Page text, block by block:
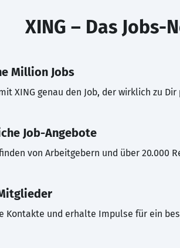
XING – Das Jobs-
Million Jobs
XING genau den Job, der wirklich zu Dir
Job-Angebote
von Arbeitgebern und über 20.000
Kontakte und erhalte Impulse für ein